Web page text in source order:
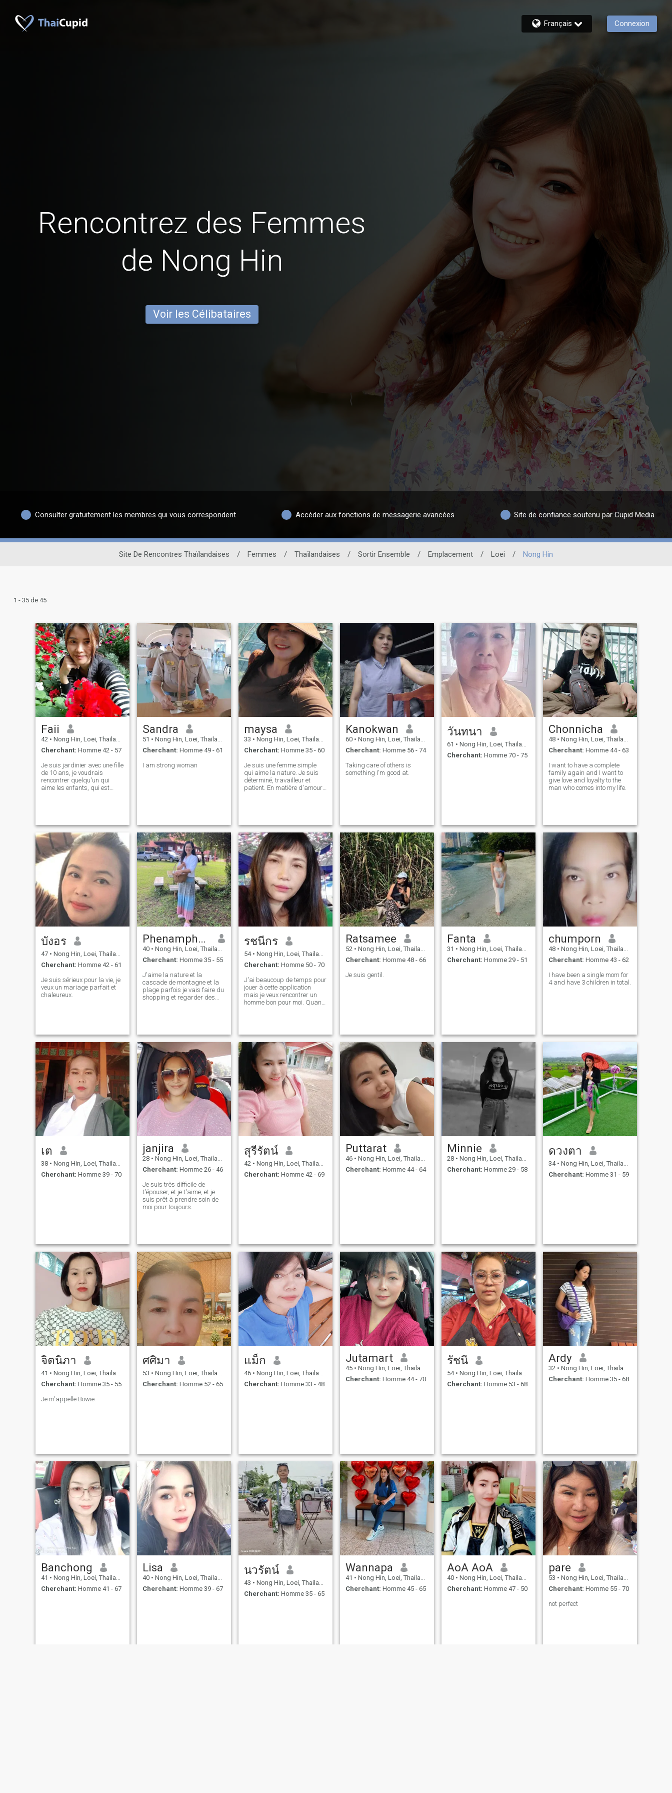
Français Connexion
Rencontrez des Femmes
de Nong Hin
Voir les Célibataires
Consulter gratuitement les membres qui vous correspondent Accéder aux fonctions de messagerie avancées Site de confiance soutenu par Cupid Media
Site De Rencontres Thaïlandaises / Femmes / Thaïlandaises / Sortir Ensemble / Emplacement / Loei / Nong Hin
1 - 35 de 45
Faii
42 • Nong Hin, Loei, Thailande
Cherchant: Homme 42 - 57
Je suis jardinier avec une fille
de 10 ans, je voudrais
rencontrer quelqu'un qui
aime les enfants, qui est
avoir un amant qui restera
avec moi jusqu'à
maintenant. J'espère que je
trouverai mon destin ici.
Sandra
51 • Nong Hin, Loei, Thailande
Cherchant: Homme 49 - 61
I am strong woman
maysa
33 • Nong Hin, Loei, Thailande
Cherchant: Homme 35 - 60
Je suis une femme simple
qui aime la nature. Je suis
déterminé, travailleur et
patient. En matière d'amour,
Kanokwan
60 • Nong Hin, Loei, Thailande
Cherchant: Homme 56 - 74
Taking care of others is
something I'm good at.
วันทนา
61 • Nong Hin, Loei, Thailande
Cherchant: Homme 70 - 75
Chonnicha
48 • Nong Hin, Loei, Thailande
Cherchant: Homme 44 - 63
I want to have a complete
family again and I want to
give love and loyalty to the
man who comes into my life.
บังอร
47 • Nong Hin, Loei, Thailande
Cherchant: Homme 42 - 61
Je suis sérieux pour la vie, je
veux un mariage parfait et
chaleureux.
Phenamphon
40 • Nong Hin, Loei, Thailande
Cherchant: Homme 35 - 55
J'aime la nature et la
cascade de montagne et la
plage parfois je vais faire du
shopping et regarder des
รชนีกร
54 • Nong Hin, Loei, Thailande
Cherchant: Homme 50 - 70
J'ai beaucoup de temps pour
jouer à cette application
mais je veux rencontrer un
homme bon pour moi. Quand
Ratsamee
52 • Nong Hin, Loei, Thailande
Cherchant: Homme 48 - 66
Je suis gentil.
Fanta
31 • Nong Hin, Loei, Thailande
Cherchant: Homme 29 - 51
chumporn
48 • Nong Hin, Loei, Thailande
Cherchant: Homme 43 - 62
I have been a single mom for
4 and have 3 children in total.
เต
38 • Nong Hin, Loei, Thailande
Cherchant: Homme 39 - 70
janjira
28 • Nong Hin, Loei, Thailande
Cherchant: Homme 26 - 46
Je suis très difficile de
t'épouser, et je t'aime, et je
suis prêt à prendre soin de
moi pour toujours.
สุรีรัตน์
42 • Nong Hin, Loei, Thailande
Cherchant: Homme 42 - 69
Puttarat
46 • Nong Hin, Loei, Thailande
Cherchant: Homme 44 - 64
Minnie
28 • Nong Hin, Loei, Thailande
Cherchant: Homme 29 - 58
ดวงตา
34 • Nong Hin, Loei, Thailande
Cherchant: Homme 31 - 59
จิตนิภา
41 • Nong Hin, Loei, Thailande
Cherchant: Homme 35 - 55
Je m'appelle Bowie.
ศศิมา
53 • Nong Hin, Loei, Thailande
Cherchant: Homme 52 - 65
แม็ก
46 • Nong Hin, Loei, Thailande
Cherchant: Homme 33 - 48
Jutamart
45 • Nong Hin, Loei, Thailande
Cherchant: Homme 44 - 70
รัชนี
54 • Nong Hin, Loei, Thailande
Cherchant: Homme 53 - 68
Ardy
32 • Nong Hin, Loei, Thailande
Cherchant: Homme 35 - 68
Banchong
41 • Nong Hin, Loei, Thailande
Cherchant: Homme 41 - 67
Lisa
40 • Nong Hin, Loei, Thailande
Cherchant: Homme 39 - 67
นวรัตน์
43 • Nong Hin, Loei, Thailande
Cherchant: Homme 35 - 65
Wannapa
41 • Nong Hin, Loei, Thailande
Cherchant: Homme 45 - 65
AoA AoA
40 • Nong Hin, Loei, Thailande
Cherchant: Homme 47 - 50
pare
53 • Nong Hin, Loei, Thailande
Cherchant: Homme 55 - 70
not perfect